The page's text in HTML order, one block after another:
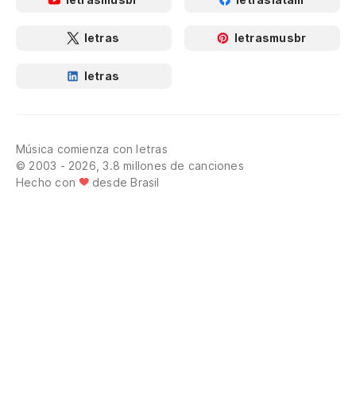
letras letrasmusbr
letras
Música comienza con letras
© 2003 - 2026, 3.8 millones de canciones
Hecho con
desde Brasil